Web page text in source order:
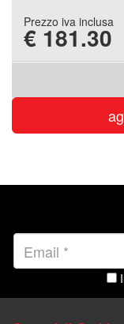
Prezzo iva inclusa
€ 181.30